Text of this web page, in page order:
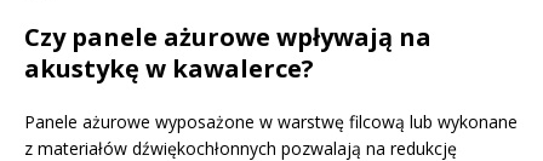
Czy panele ażurowe wpływają na
akustykę w kawalerce?
Panele ażurowe wyposażone w warstwę filcową lub wykonane
z materiałów dźwiękochłonnych pozwalają na redukcję